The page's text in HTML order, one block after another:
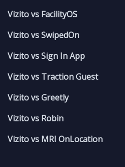
Vizito vs FacilityOS
Vizito vs SwipedOn
Vizito vs Sign In App
Vizito vs Traction Guest
Vizito vs Greetly
Vizito vs Robin
Vizito vs MRI OnLocation